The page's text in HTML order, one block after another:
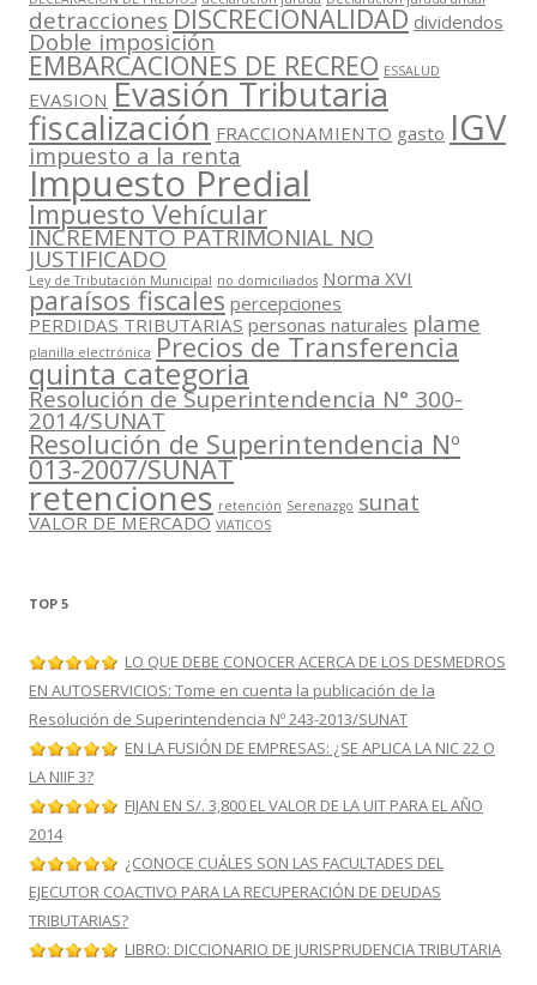
detracciones DISCRECIONALIDAD dividendos
Doble imposición
EMBARCACIONES DE RECREO ESSALUD
EVASION Evasión Tributaria
fiscalización FRACCIONAMIENTO gasto IGV
impuesto a la renta
Impuesto Predial
Impuesto Vehícular
INCREMENTO PATRIMONIAL NO
JUSTIFICADO
Ley de Tributación Municipal no domiciliados Norma XVI
paraísos fiscales percepciones
PERDIDAS TRIBUTARIAS personas naturales plame
planilla electrónica Precios de Transferencia
quinta categoria
Resolución de Superintendencia N° 300-
2014/SUNAT
Resolución de Superintendencia Nº
013-2007/SUNAT
retenciones retención Serenazgo sunat
VALOR DE MERCADO VIATICOS
TOP 5
LO QUE DEBE CONOCER ACERCA DE LOS DESMEDROS
EN AUTOSERVICIOS: Tome en cuenta la publicación de la
Resolución de Superintendencia Nº 243-2013/SUNAT
EN LA FUSIÓN DE EMPRESAS: ¿SE APLICA LA NIC 22 O
LA NIIF 3?
FIJAN EN S/. 3,800 EL VALOR DE LA UIT PARA EL AÑO
2014
¿CONOCE CUÁLES SON LAS FACULTADES DEL
EJECUTOR COACTIVO PARA LA RECUPERACIÓN DE DEUDAS
TRIBUTARIAS?
LIBRO: DICCIONARIO DE JURISPRUDENCIA TRIBUTARIA